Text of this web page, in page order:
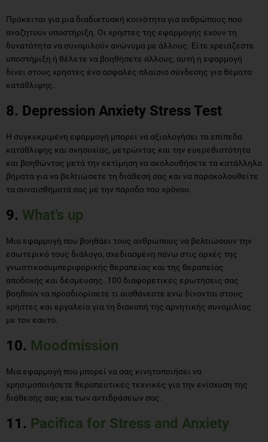
Πρόκειται για μια διαδικτυακή κοινότητα για ανθρώπους που
αναζητούν υποστήριξη. Οι χρήστες της εφαρμογής έχουν τη
δυνατότητα να συνομιλούν ανώνυμα με άλλους. Είτε χρειάζεστε
υποστήριξη ή θέλετε να βοηθήσετε άλλους, αυτή η εφαρμογή
δίνει στους χρήστες ένα ασφαλές πλαίσιο σύνδεσης για θέματα
κατάθλιψης.
8. Depression Anxiety Stress Test
Η συγκεκριμένη εφαρμογή μπορεί να αξιολογήσει τα επίπεδα
κατάθλιψης και ανησυχίας, μετρώντας και την ευερεθιστότητα
και βοηθώντας μετά την εκτίμηση να ακολουθήσετε τα κατάλληλα
βήματα για να βελτιώσετε τη διάθεσή σας και να παρακολουθείτε
τα συναισθήματά σας με την πάροδο του χρόνου.
9. What’s up
Μια εφαρμογή που βοηθάει τους ανθρώπους να βελτιώσουν την
εσωτερικό τους διάλογο, σχεδιασμένη πάνω στις αρχές της
γνωστικοσυμπεριφορικής θεραπείας και της θεραπείας
αποδοχής και δέσμευσης. 100 διαφορετικές ερωτήσεις σας
βοηθούν να προσδιορίσετε τι αισθάνεστε ενώ δίνονται στους
χρήστες και εργαλεία για τη διακοπή της αρνητικής συνομιλίας
με τον εαυτό.
10. Moodmission
Μια εφαρμογή που μπορεί να σας κινητοποιήσει να
χρησιμοποιήσετε θεραπευτικές τεχνικές για την ενίσχυση της
διάθεσής σας και των αντιδράσεών σας.
11. Pacifica for Stress and Anxiety